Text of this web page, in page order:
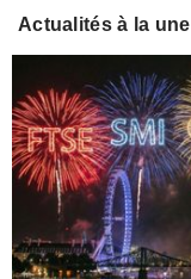
Actualités à la une